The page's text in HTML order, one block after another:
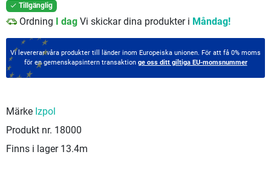
 Tillgänglig
Ordning I dag Vi skickar dina produkter i Måndag!
Vi levererar våra produkter till länder inom Europeiska unionen. För att få 0% moms
för en gemenskapsintern transaktion ge oss ditt giltiga EU-momsnummer
Märke Izpol
Produkt nr. 18000
Finns i lager 13.4m